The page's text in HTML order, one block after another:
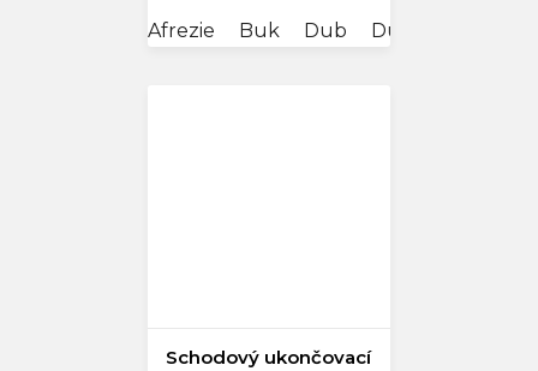
Afrezie Buk Dub Dub antik
Schodový ukončovací